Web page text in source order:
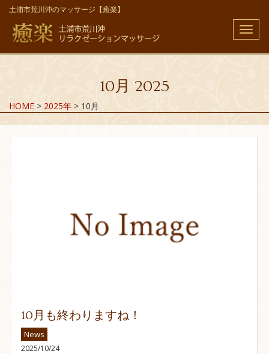
土浦市荒川沖のマッサージ【癒楽】
メ
ニ
ュ
10月 2025
HOME > 2025年 > 10月
10月も終わりますね！
News
2025/10/24